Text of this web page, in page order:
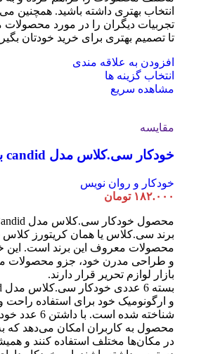
انتخاب بهتری داشته باشید. همچنین
تجربیات دیگران را در مورد محصولات
تا تصمیم بهتری برای خرید خودتان
افزودن به علاقه مندی
انتخاب گزینه ها
مشاهده سریع
مقایسه
خودکار سی.کلاس مدل candid بسته 6 عددی
خودکار و روان نویس
۱۸۲.۰۰۰ تومان
محصولات معروف این برند است. این
و طراحی مدرن خود، جزو محصولات
بازار لوازم تحریر قرار دارند.
و ارگونومیک خود برای استفاده
شناخته شده
محصول به کاربران امکان می‌دهد که
در مکان‌ها مختلف استفاده کنند و